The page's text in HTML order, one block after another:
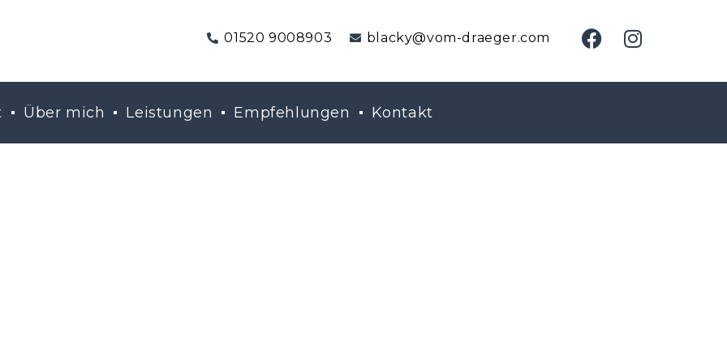
01520 9008903 blacky@vom-draeger.com
Über mich Leistungen Empfehlungen Kontakt